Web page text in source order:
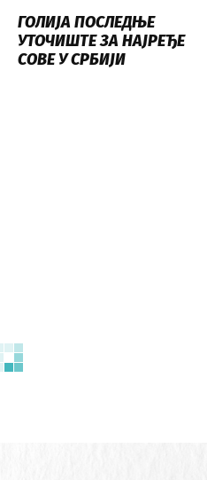
ГОЛИЈА ПОСЛЕДЊЕ
УТОЧИШТЕ ЗА НАЈРЕЂЕ
СОВЕ У СРБИЈИ